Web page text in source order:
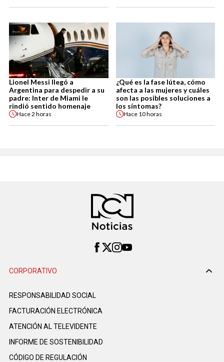
Lionel Messi llegó a
Argentina para despedir a su
padre: Inter de Miami le
rindió sentido homenaje
Hace2 horas
¿Qué es la fase lútea, cómo
afecta a las mujeres y cuáles
son las posibles soluciones a
los síntomas?
Hace 10 horas
CORPORATIVO
RESPONSABILIDAD SOCIAL
FACTURACIÓN ELECTRÓNICA
ATENCIÓN AL TELEVIDENTE
INFORME DE SOSTENIBILIDAD
CÓDIGO DE REGULACIÓN